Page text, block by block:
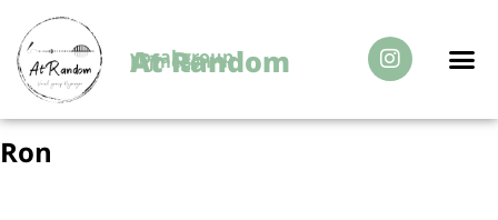
vocal group
At Random
Nijmegen
Ron